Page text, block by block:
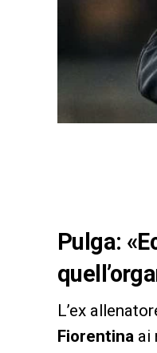
Pulga:
L’ex
Fiorentina ai